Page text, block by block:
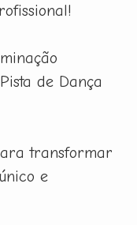
de Dança
transformar
e